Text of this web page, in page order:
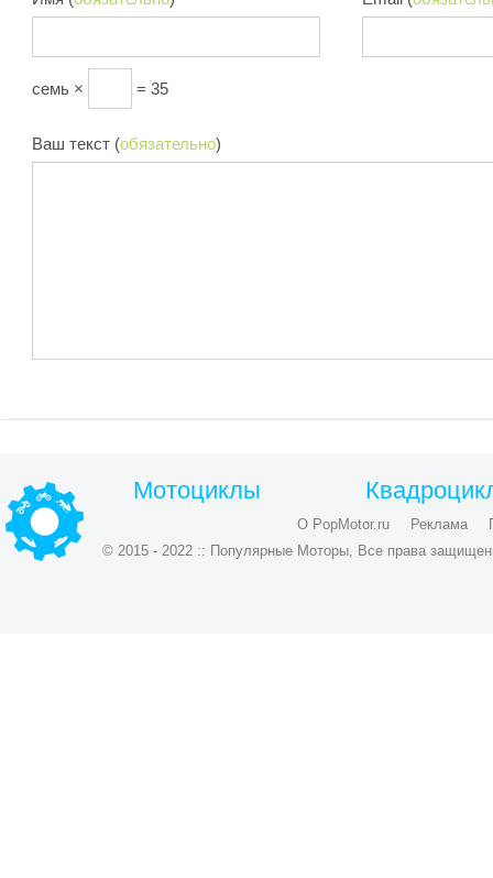
семь × = 35
Ваш текст (обязательно)
Мотоциклы
О PopMotor.ru Реклама
© 2015 - 2022 :: Популярные Моторы, Все права